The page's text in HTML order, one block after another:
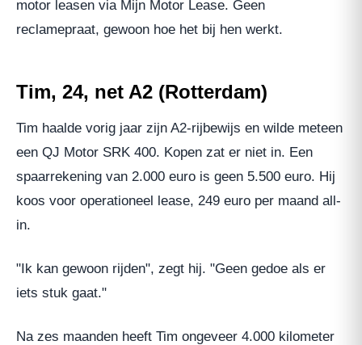
motor leasen via Mijn Motor Lease. Geen
reclamepraat, gewoon hoe het bij hen werkt.
Tim, 24, net A2 (Rotterdam)
Tim haalde vorig jaar zijn A2-rijbewijs en wilde meteen
een QJ Motor SRK 400. Kopen zat er niet in. Een
spaarrekening van 2.000 euro is geen 5.500 euro. Hij
koos voor operationeel lease, 249 euro per maand all-
in.
"Ik kan gewoon rijden", zegt hij. "Geen gedoe als er
iets stuk gaat."
Na zes maanden heeft Tim ongeveer 4.000 kilometer